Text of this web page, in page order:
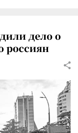
дело о
россиян